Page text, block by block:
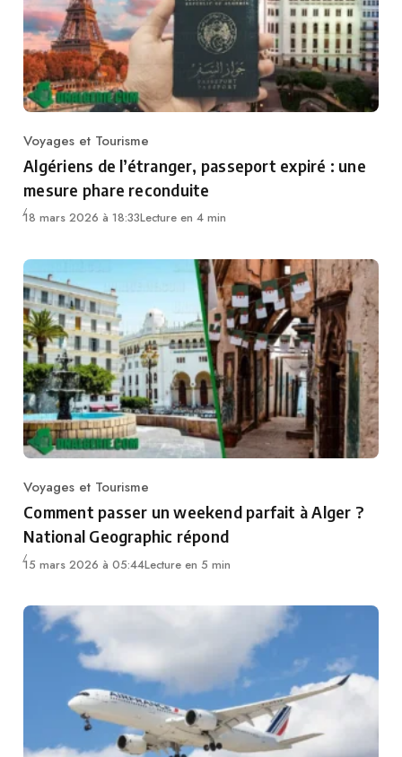
Category
Voyages et Tourisme
Algériens de l’étranger, passeport expiré : une
mesure phare reconduite
18 mars 2026 à 18:33Lecture en 4 min
Category
Voyages et Tourisme
Comment passer un weekend parfait à Alger ?
National Geographic répond
15 mars 2026 à 05:44Lecture en 5 min